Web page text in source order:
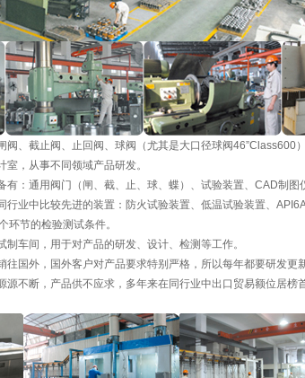
阀、截止阀、止回阀、球阀（尤其是大口径球阀46”Class600
，从事不同领域产品研发。
有：通用阀门（闸、截、止、球、蝶）、试验装置、CAD制
行业中比较先进的装置：防火试验装置、低温试验装置、
环节的检验测试条件。
车间，用于对产品的研发、设计、检测等工作。
往国外，国外客户对产品要求特别严格，所以每年都要研发
源不断，产品供不应求，多年来在同行业中出口贸易额位居榜首